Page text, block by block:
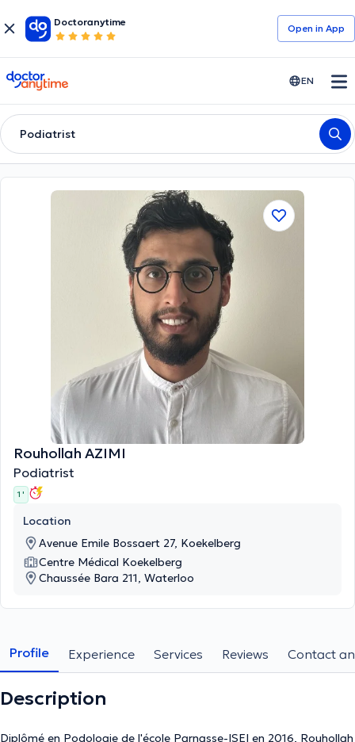
Doctoranytime
Open in Αpp
doctoranytime EN
Podiatrist
Rouhollah AZIMI
Podiatrist
1 '
Location
Avenue Emile Bossaert 27, Koekelberg
Centre Médical Koekelberg
Chaussée Bara 211, Waterloo
Profile Experience Services Reviews Contact
Description
Diplômé en Podologie de l'école Parnasse-ISEI en 2016, Rouhollah